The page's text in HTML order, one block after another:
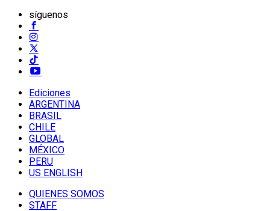
síguenos
Ediciones
ARGENTINA
BRASIL
CHILE
GLOBAL
MÉXICO
PERU
US ENGLISH
QUIENES SOMOS
STAFF